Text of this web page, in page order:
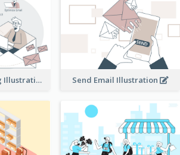
E-Mail Marketing Illustration Send Email Illustration